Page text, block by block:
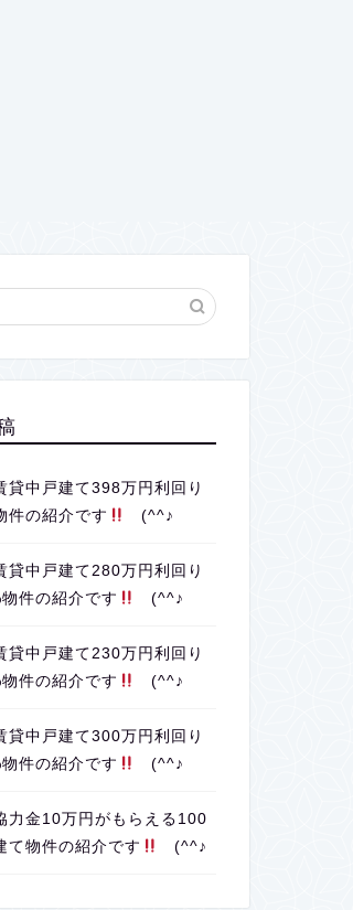
貸中戸建て398万円利回り
件の紹介です
(^^♪
貸中戸建て280万円利回り
件の紹介です
(^^♪
貸中戸建て230万円利回り
件の紹介です
(^^♪
貸中戸建て300万円利回り
件の紹介です
(^^♪
力金10万円がもらえる100
て物件の紹介です
(^^♪